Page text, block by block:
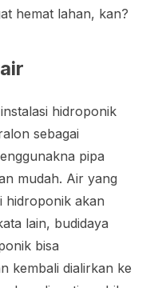
hemat lahan, kan?
hidroponik
sebagai
pipa
mudah. Air yang
hidroponik akan
lain, budidaya
bisa
kembali dialirkan ke